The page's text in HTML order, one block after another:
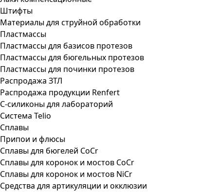
Штифты
Материалы для струйной обработки
Пластмассы
Пластмассы для базисов протезов
Пластмассы для бюгельных протезов
Пластмассы для починки протезов
Распродажа ЗТЛ
Распродажа продукции Renfert
С-силиконы для лабораторий
Система Telio
Сплавы
Припои и флюсы
Сплавы для бюгелей CoCr
Сплавы для коронок и мостов CoCr
Сплавы для коронок и мостов NiCr
Средства для артикуляции и окклюзии